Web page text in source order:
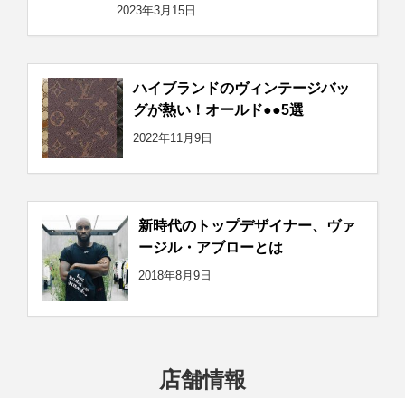
2023年3月15日
ハイブランドのヴィンテージバッ
グが熱い！オールド●●5選
2022年11月9日
新時代のトップデザイナー、ヴァ
ージル・アブローとは
2018年8月9日
店舗情報